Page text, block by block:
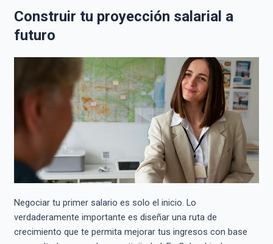
Construir tu proyección salarial a
futuro
Negociar tu primer salario es solo el inicio. Lo
verdaderamente importante es diseñar una ruta de
crecimiento que te permita mejorar tus ingresos con base